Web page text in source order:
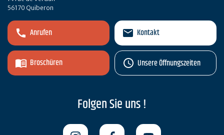
56170 Quiberon
Anrufen
Broschüren
Kontakt
Unsere Öffnungszeiten
Folgen Sie uns !